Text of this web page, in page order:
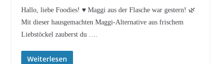
Hallo, liebe Foodies! ♥︎ Maggi aus der Flasche war gestern! 🌿
Mit dieser hausgemachten Maggi-Alternative aus frischem
Liebstöckel zauberst du ….
Weiterlesen